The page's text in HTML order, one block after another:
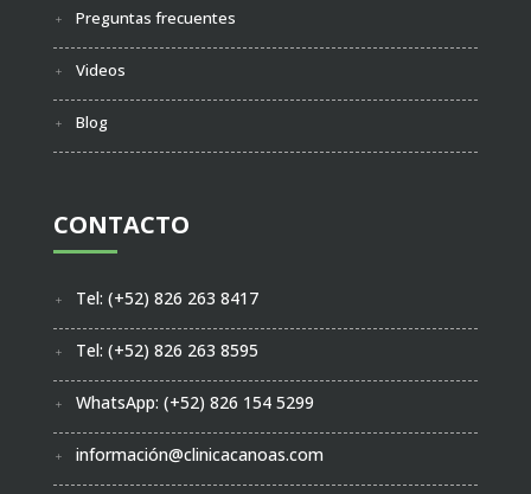
Preguntas frecuentes
Videos
Blog
CONTACTO
Tel: (+52) 826 263 8417
Tel: (+52) 826 263 8595
WhatsApp: (+52) 826 154 5299
información@clinicacanoas.com